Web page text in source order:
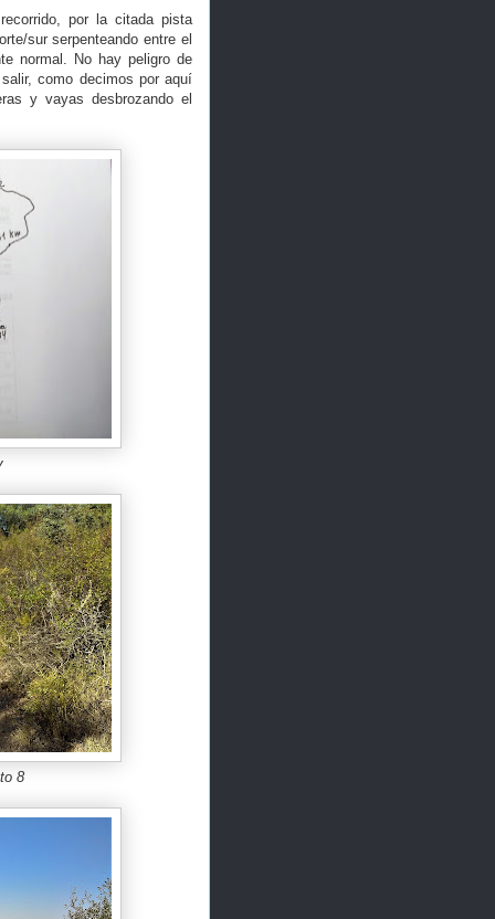
por la citada pista
sur serpenteando entre el
normal. No hay peligro de
como decimos por aquí
y vayas desbrozando el
8